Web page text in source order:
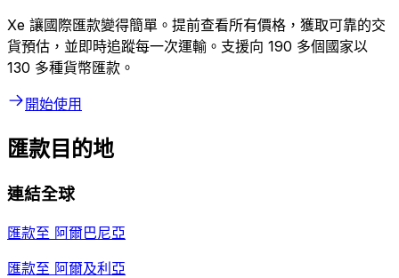
Xe 讓國際匯款變得簡單。提前查看所有價格，獲取可靠的交
貨預估，並即時追蹤每一次運輸。支援向 190 多個國家以
130 多種貨幣匯款。
開始使用
匯款目的地
連結全球
匯款至 阿爾巴尼亞
匯款至 阿爾及利亞